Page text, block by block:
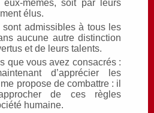
mêmes, soit par leurs
élus.
admissibles à tous les
aucune autre distinction
et de leurs talents.
que vous avez consacrés :
d’apprécier les
propose de combattre : il
de ces règles
humaine.